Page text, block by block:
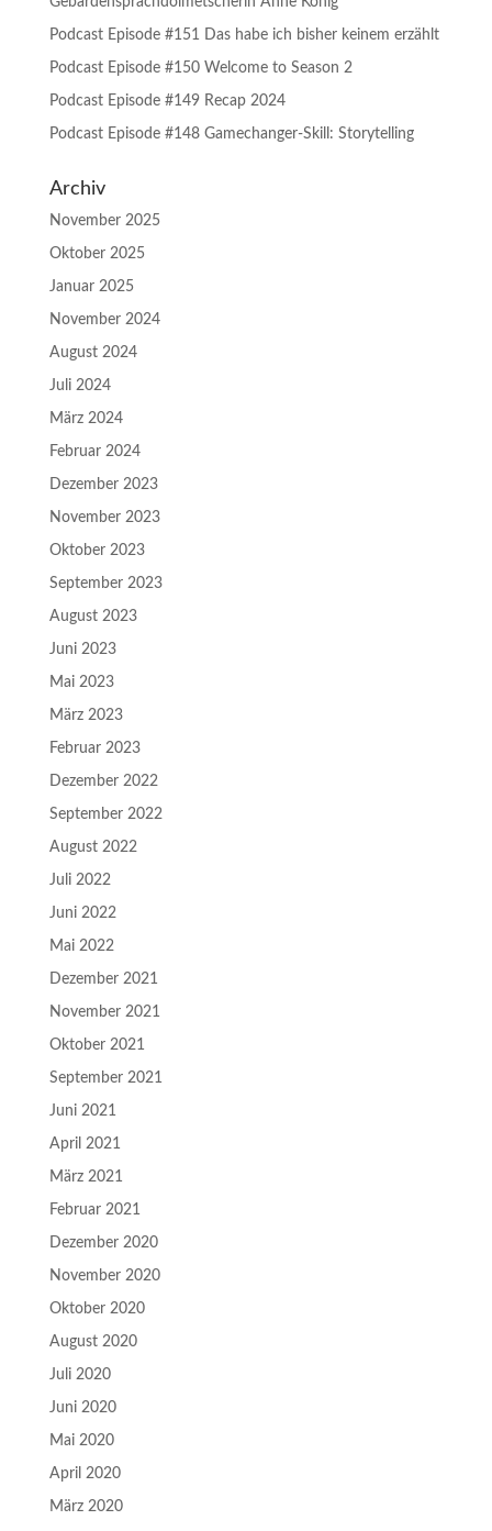
Podcast Episode #151 Das habe ich bisher keinem erzählt
Podcast Episode #150 Welcome to Season 2
Podcast Episode #149 Recap 2024
Podcast Episode #148 Gamechanger-Skill: Storytelling
Archiv
November 2025
Oktober 2025
Januar 2025
November 2024
August 2024
Juli 2024
März 2024
Februar 2024
Dezember 2023
November 2023
Oktober 2023
September 2023
August 2023
Juni 2023
Mai 2023
März 2023
Februar 2023
Dezember 2022
September 2022
August 2022
Juli 2022
Juni 2022
Mai 2022
Dezember 2021
November 2021
Oktober 2021
September 2021
Juni 2021
April 2021
März 2021
Februar 2021
Dezember 2020
November 2020
Oktober 2020
August 2020
Juli 2020
Juni 2020
Mai 2020
April 2020
März 2020